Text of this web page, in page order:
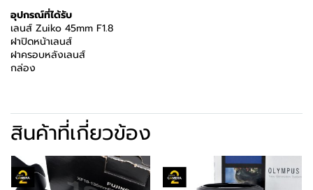
อุปกรณ์ที่ได้รับ
เลนส์ Zuiko 45mm F1.8
ฝาปิดหน้าเลนส์
ฝาครอบหลังเลนส์
กล่อง
สินค้าที่เกี่ยวข้อง